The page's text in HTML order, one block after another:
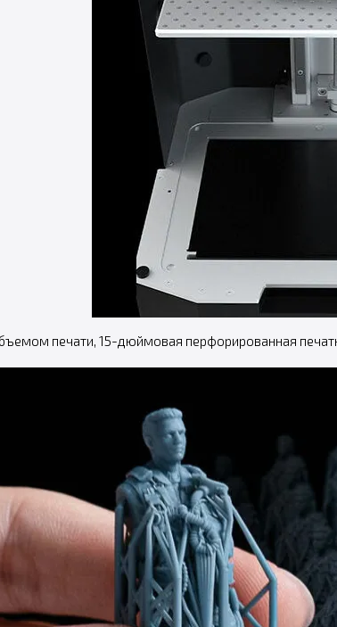
печати, 15-дюймовая перфорированная